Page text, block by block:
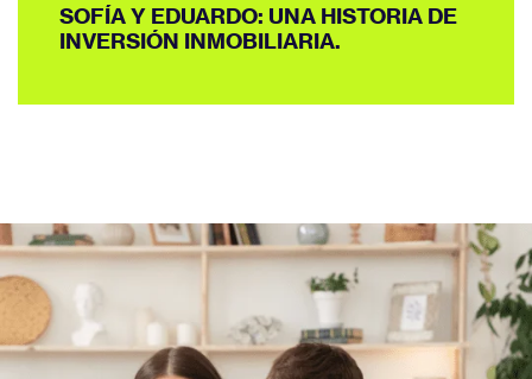
SOFÍA Y EDUARDO: UNA HISTORIA DE
INVERSIÓN INMOBILIARIA.